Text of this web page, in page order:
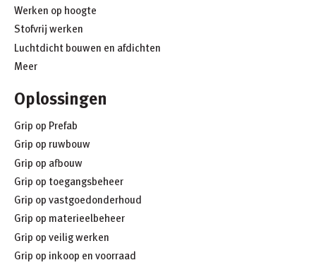
Werken op hoogte
Stofvrij werken
Luchtdicht bouwen en afdichten
Meer
Oplossingen
Grip op Prefab
Grip op ruwbouw
Grip op afbouw
Grip op toegangsbeheer
Grip op vastgoedonderhoud
Grip op materieelbeheer
Grip op veilig werken
Grip op inkoop en voorraad